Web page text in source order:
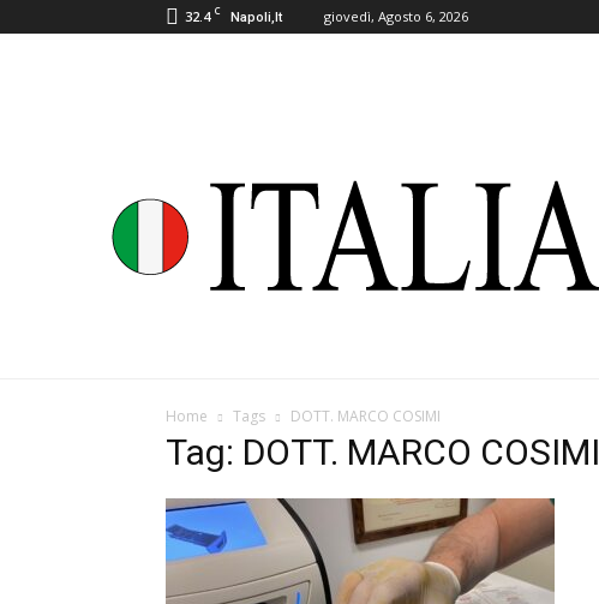
32.4 C Napoli,It giovedì, Agosto 6, 2026
Home Tags DOTT. MARCO COSIMI
Tag: DOTT. MARCO COSIMI